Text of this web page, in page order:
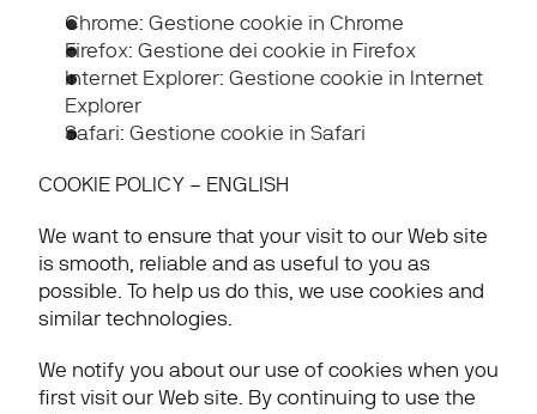
Chrome: Gestione cookie in Chrome
Firefox: Gestione dei cookie in Firefox
Internet Explorer: Gestione cookie in Internet
Explorer
Safari: Gestione cookie in Safari
COOKIE POLICY – ENGLISH
We want to ensure that your visit to our Web site
is smooth, reliable and as useful to you as
possible. To help us do this, we use cookies and
similar technologies.
We notify you about our use of cookies when you
first visit our Web site. By continuing to use the